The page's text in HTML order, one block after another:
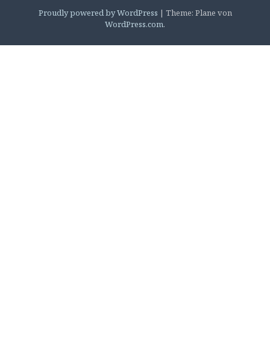
Proudly powered by WordPress | Theme: Plane von
WordPress.com.